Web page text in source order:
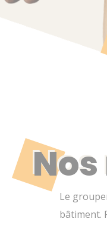
Le
bâtiment.